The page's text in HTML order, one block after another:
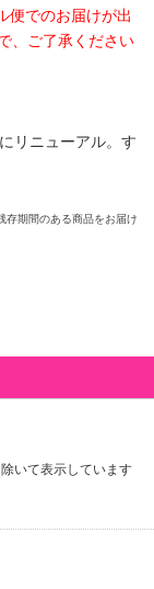
便でのお届けが出
、ご了承ください
リニューアル。す
存期間のある商品をお届け
でのお届けが出
、ご了承ください
いて表示しています